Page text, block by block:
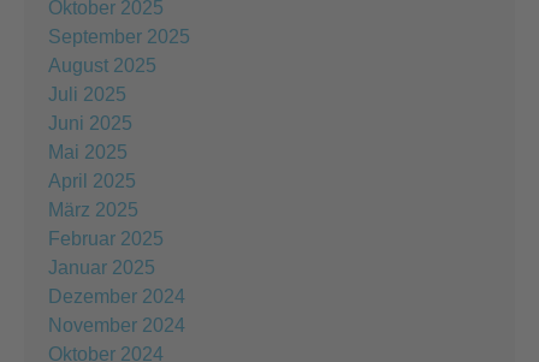
Oktober 2025
September 2025
August 2025
Juli 2025
Juni 2025
Mai 2025
April 2025
März 2025
Februar 2025
Januar 2025
Dezember 2024
November 2024
Oktober 2024